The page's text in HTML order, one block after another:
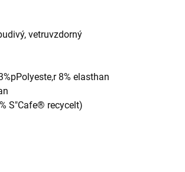
vetruvzdorný
8% elasthan
S"Cafe® recycelt)